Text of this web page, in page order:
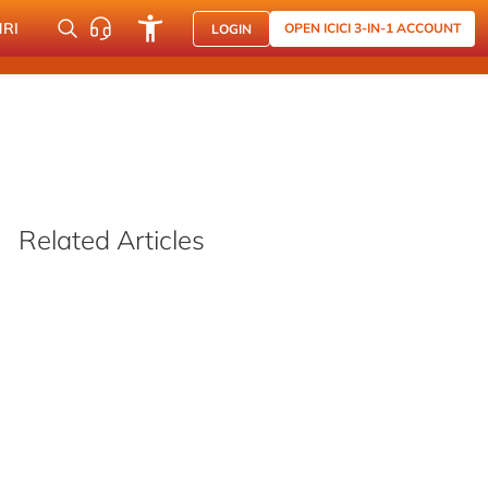
LOGIN OPEN ICICI 3-IN-1 ACCOUNT
Related Articles